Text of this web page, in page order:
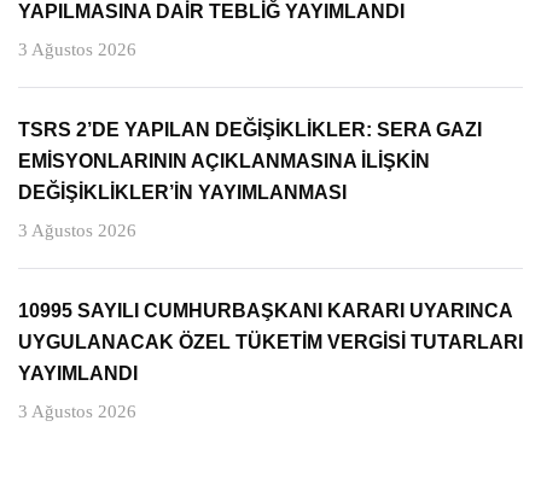
YAPILMASINA DAİR TEBLİĞ YAYIMLANDI
3 Ağustos 2026
TSRS 2’DE YAPILAN DEĞİŞİKLİKLER: SERA GAZI
EMİSYONLARININ AÇIKLANMASINA İLİŞKİN
DEĞİŞİKLİKLER’İN YAYIMLANMASI
3 Ağustos 2026
10995 SAYILI CUMHURBAŞKANI KARARI UYARINCA
UYGULANACAK ÖZEL TÜKETİM VERGİSİ TUTARLARI
YAYIMLANDI
3 Ağustos 2026